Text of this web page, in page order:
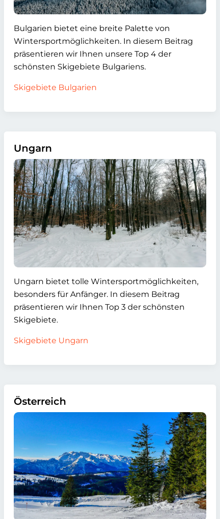
Bulgarien bietet eine breite Palette von
Wintersportmöglichkeiten. In diesem Beitrag
präsentieren wir Ihnen unsere Top 4 der
schönsten Skigebiete Bulgariens.
Skigebiete Bulgarien
Ungarn
Ungarn bietet tolle Wintersportmöglichkeiten,
besonders für Anfänger. In diesem Beitrag
präsentieren wir Ihnen Top 3 der schönsten
Skigebiete.
Skigebiete Ungarn
Österreich